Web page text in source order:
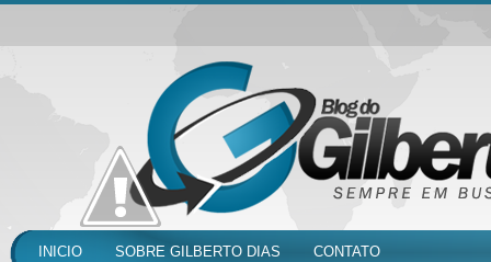
INICIO SOBRE GILBERTO DIAS CONTATO